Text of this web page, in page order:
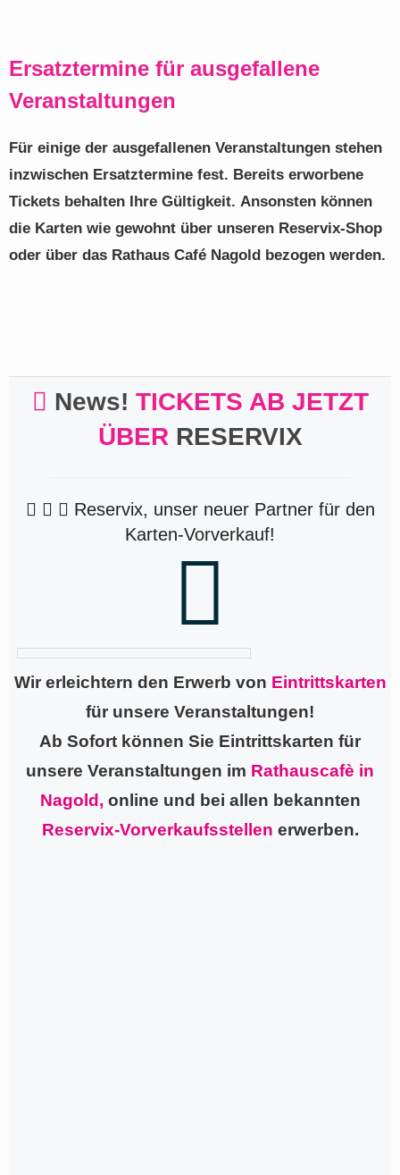
Ersatztermine für ausgefallene
Veranstaltungen
Für einige der ausgefallenen Veranstaltungen stehen
inzwischen Ersatztermine fest. Bereits erworbene
Tickets behalten Ihre Gültigkeit. Ansonsten können
die Karten wie gewohnt über unseren Reservix-Shop
oder über das Rathaus Café Nagold bezogen werden.
News! TICKETS AB JETZT
ÜBER RESERVIX
Reservix, unser neuer Partner für den
Karten-Vorverkauf!
Wir erleichtern den Erwerb von Eintrittskarten
für unsere Veranstaltungen!
Ab Sofort können Sie Eintrittskarten für
unsere Veranstaltungen im Rathauscafè in
Nagold, online und bei allen bekannten
Reservix-Vorverkaufsstellen erwerben.